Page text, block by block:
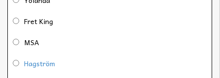
Fret King
MSA
Hagström